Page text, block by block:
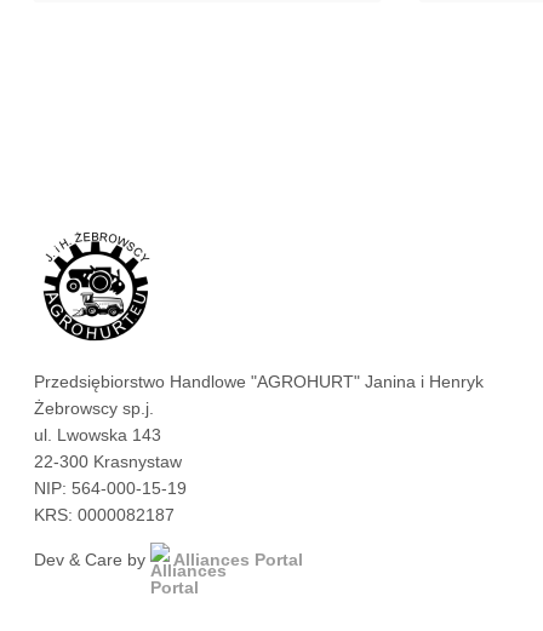
Przedsiębiorstwo Handlowe "AGROHURT" Janina i Henryk
Żebrowscy sp.j.
ul. Lwowska 143
22-300 Krasnystaw
NIP: 564-000-15-19
KRS: 0000082187
Dev & Care by Alliances Portal